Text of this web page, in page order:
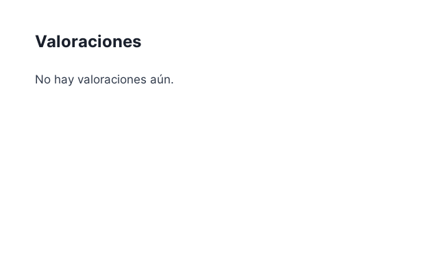
Valoraciones
No hay valoraciones aún.